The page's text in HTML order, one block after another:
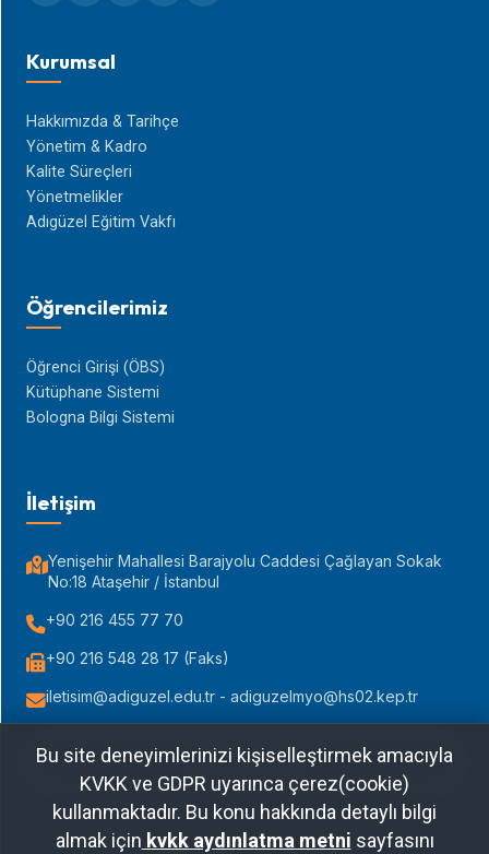
Kurumsal
Hakkımızda & Tarihçe
Yönetim & Kadro
Kalite Süreçleri
Yönetmelikler
Adıgüzel Eğitim Vakfı
Öğrencilerimiz
Öğrenci Girişi (ÖBS)
Kütüphane Sistemi
Bologna Bilgi Sistemi
İletişim
Yenişehir Mahallesi Barajyolu Caddesi Çağlayan Sokak
No:18 Ataşehir / İstanbul
+90 216 455 77 70
+90 216 548 28 17 (Faks)
iletisim@adiguzel.edu.tr - adiguzelmyo@hs02.kep.tr
Yol Tarifi Al
Bu site deneyimlerinizi kişiselleştirmek amacıyla
KVKK ve GDPR uyarınca çerez(cookie)
kullanmaktadır. Bu konu hakkında detaylı bilgi
almak için kvkk aydınlatma metni sayfasını